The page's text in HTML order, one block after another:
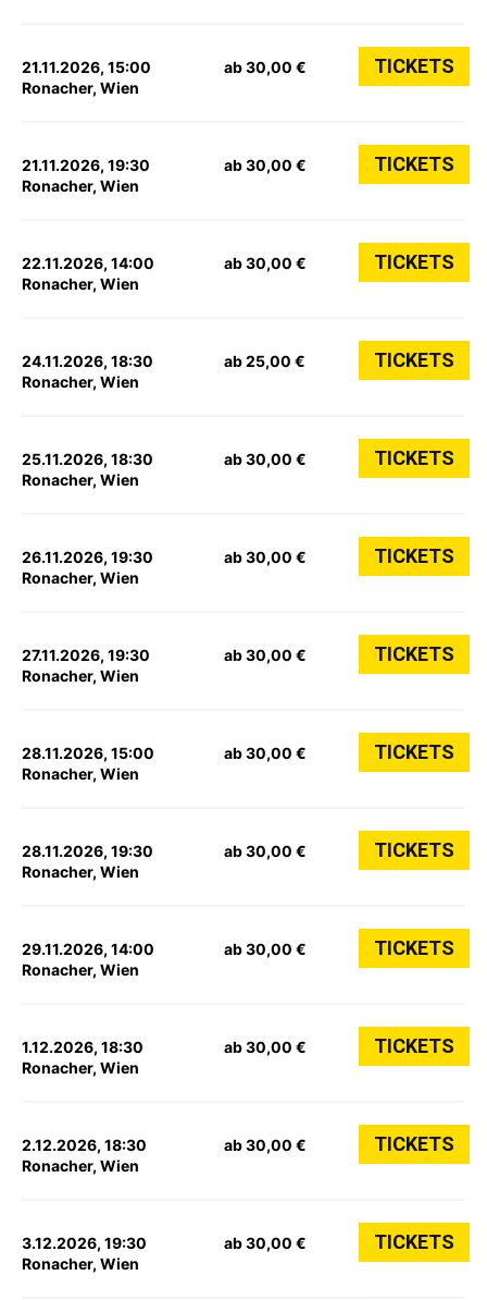
21.11.2026, 15:00
Ronacher, Wien
ab 30,00 € TICKETS
21.11.2026, 19:30
Ronacher, Wien
ab 30,00 € TICKETS
22.11.2026, 14:00
Ronacher, Wien
ab 30,00 € TICKETS
24.11.2026, 18:30
Ronacher, Wien
ab 25,00 € TICKETS
25.11.2026, 18:30
Ronacher, Wien
ab 30,00 € TICKETS
26.11.2026, 19:30
Ronacher, Wien
ab 30,00 € TICKETS
27.11.2026, 19:30
Ronacher, Wien
ab 30,00 € TICKETS
28.11.2026, 15:00
Ronacher, Wien
ab 30,00 € TICKETS
28.11.2026, 19:30
Ronacher, Wien
ab 30,00 € TICKETS
29.11.2026, 14:00
Ronacher, Wien
ab 30,00 € TICKETS
1.12.2026, 18:30
Ronacher, Wien
ab 30,00 € TICKETS
2.12.2026, 18:30
Ronacher, Wien
ab 30,00 € TICKETS
3.12.2026, 19:30
Ronacher, Wien
ab 30,00 € TICKETS